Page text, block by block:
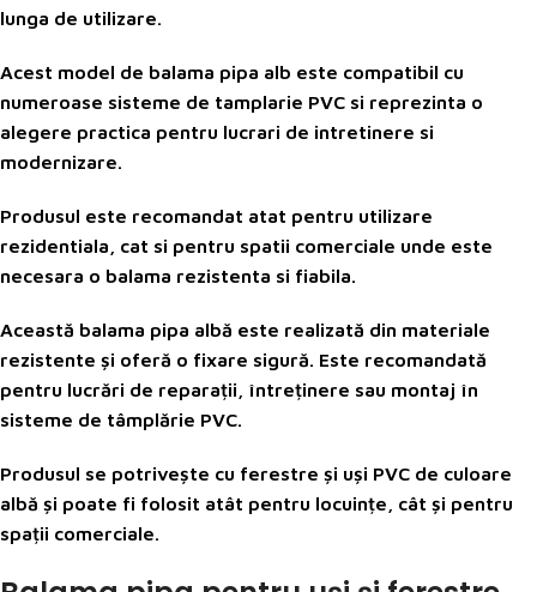
lunga de utilizare.
Acest model de balama pipa alb este compatibil cu
numeroase sisteme de tamplarie PVC si reprezinta o
alegere practica pentru lucrari de intretinere si
modernizare.
Produsul este recomandat atat pentru utilizare
rezidentiala, cat si pentru spatii comerciale unde este
necesara o balama rezistenta si fiabila.
Această balama pipa albă este realizată din materiale
rezistente și oferă o fixare sigură. Este recomandată
pentru lucrări de reparații, întreținere sau montaj în
sisteme de tâmplărie PVC.
Produsul se potrivește cu ferestre și uși PVC de culoare
albă și poate fi folosit atât pentru locuințe, cât și pentru
spații comerciale.